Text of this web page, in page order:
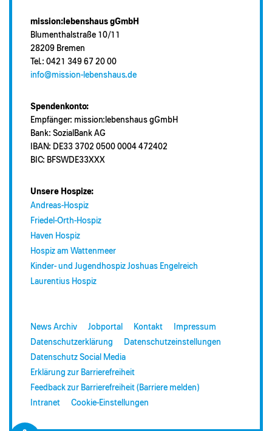
mission:lebenshaus gGmbH
Blumenthalstraße 10/11
28209 Bremen
Tel.: 0421 349 67 20 00
info@mission-lebenshaus.de
Spendenkonto:
Empfänger: mission:lebenshaus gGmbH
Bank: SozialBank AG
IBAN: DE33 3702 0500 0004 472402
BIC: BFSWDE33XXX
Unsere Hospize:
Andreas-Hospiz
Friedel-Orth-Hospiz
Haven Hospiz
Hospiz am Wattenmeer
Kinder- und Jugendhospiz Joshuas Engelreich
Laurentius Hospiz
News Archiv Jobportal Kontakt
Impressum
Datenschutzerklärung
Datenschutzeinstellungen
Datenschutz Social Media
Erklärung zur Barrierefreiheit
Feedback zur Barrierefreiheit (Barriere melden)
Intranet
Cookie-Einstellungen